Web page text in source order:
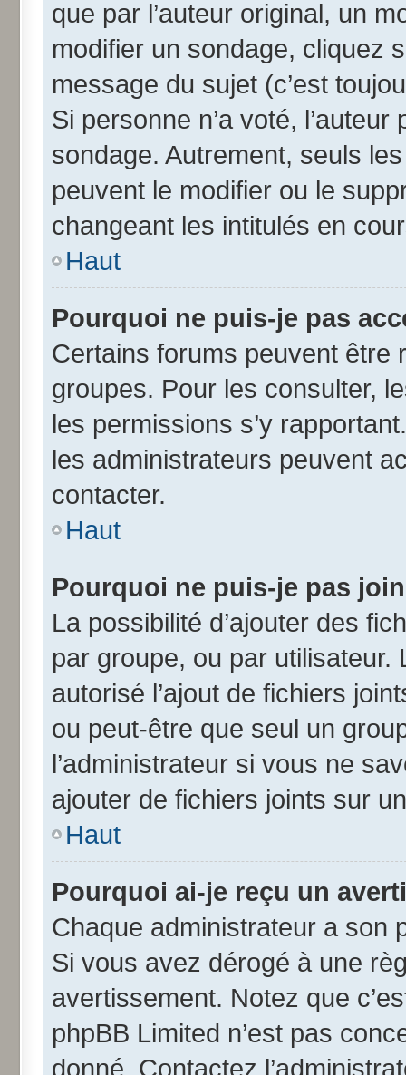
que par l’auteur original, un
modifier un sondage, cliquez
message du sujet (c’est
Si personne n’a voté,
sondage. Autrement, seuls
peuvent le modifier ou le
changeant les intitulés en
Haut
Pourquoi ne puis-je pas
Certains forums peuvent être
groupes. Pour les consulter,
les permissions s’y
les administrateurs peuvent
contacter.
Haut
Pourquoi ne puis-je pas
La possibilité d’ajouter des
par groupe, ou par utilisateur.
autorisé l’ajout de fichiers
ou peut-être que seul un
l’administrateur si vous ne
ajouter de fichiers joints sur
Haut
Pourquoi ai-je reçu un
Chaque administrateur a son
Si vous avez dérogé à une
avertissement. Notez que
phpBB Limited n’est pas
donné. Contactez